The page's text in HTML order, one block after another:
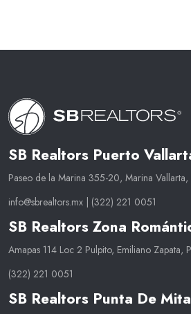
SB Realtors Puerto
Paseo de la Marina 355-20, Marina Vallarta,
info@sbrealtors.mx
(322) 221 0051
SB Realtors Zona
Amapas 114 Loc 2 Pulpito, Emiliano Zapata,
(322) 221 0051
SB Realtors Punta De Mita